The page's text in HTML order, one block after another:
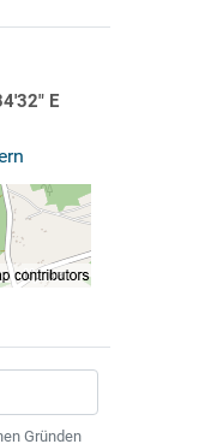
E
Gründen